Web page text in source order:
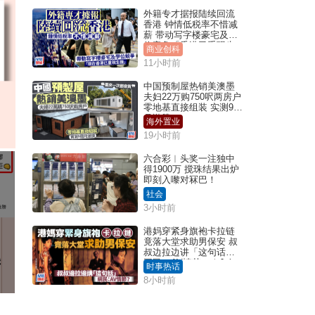
外籍专才据报陆续回流
香港 钟情低税率不惜减
薪 带动写字楼豪宅及学
位竞争「香港已重现生
机」
商业创科
11小时前
中国预制屋热销美澳墨
夫妇22万购750呎两房户
零地基直接组装 实测9个
月激赞
海外置业
19小时前
六合彩︱头奖一注独中
得1900万 搅珠结果出炉
即刻入嚟对冧巴！
社会
3小时前
港妈穿紧身旗袍卡拉链
竟落大堂求助男保安 叔
叔边拉边讲「这句话」
网民：AV情节？｜Juicy
叮
时事热话
8小时前